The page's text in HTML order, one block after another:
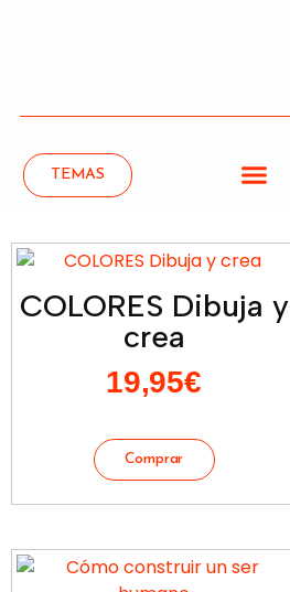
TEMAS
COLORES Dibuja y
crea
19,95€